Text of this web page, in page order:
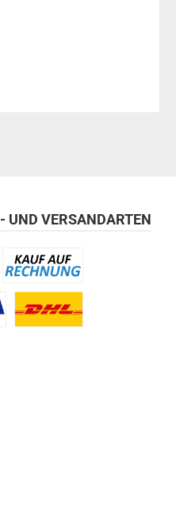
UND VERSANDARTEN
Bild 1
Benutzerdefiniertes Bild 2
Bild 3